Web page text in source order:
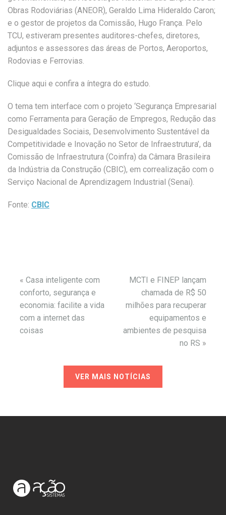
Obras Rodoviárias (ANEOR), Geraldo Lima Hideraldo Caron;
e o gestor de projetos da Comissão, Hugo França. Pelo
TCU, estiveram presentes auditores-chefes, diretores,
adjuntos e assessores das áreas de Portos, Aeroportos,
Rodovias e Ferrovias.
Clique aqui e confira a íntegra do estudo.
O tema tem interface com o projeto ‘Segurança Empresarial
como Ferramenta para Geração de Empregos, Redução das
Desigualdades Sociais, Desenvolvimento Sustentável da
Competitividade e Inovação no Setor de Infraestrutura’, da
Comissão de Infraestrutura (Coinfra) da Câmara Brasileira
da Indústria da Construção (CBIC), em correalização com o
Serviço Nacional de Aprendizagem Industrial (Senai).
Fonte: CBIC
« Casa inteligente com
conforto, segurança e
economia: facilite a vida
com a internet das
coisas
MCTI e FINEP lançam
chamada de R$ 50
milhões para recuperar
equipamentos e
ambientes de pesquisa
no RS »
VER MAIS NOTÍCIAS